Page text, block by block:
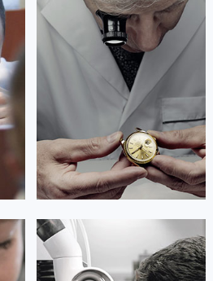
艾莉森·安吉莉亚
资深积家技师
是积家售后服务中心
(积家保养中心)
的高级技师之一
Shenzhen Jaeger Maintain center
 深圳积家维修
贝亚特·布兰奇
资深积家技师
是积家售后服务中心